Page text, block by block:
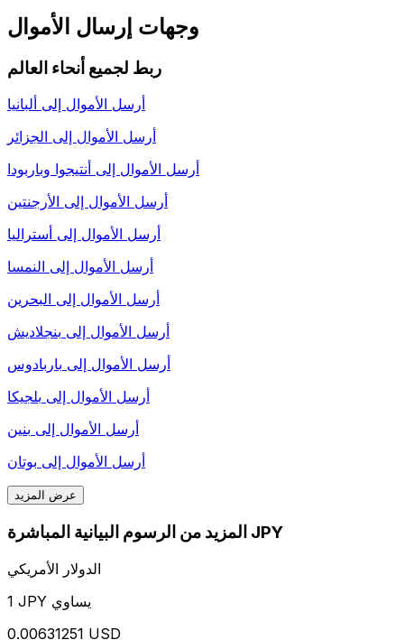
وجهات إرسال الأموال
ربط لجميع أنحاء العالم
أرسل الأموال إلى ألبانيا
أرسل الأموال إلى الجزائر
أرسل الأموال إلى أنتيجوا وباربودا
أرسل الأموال إلى الأرجنتين
أرسل الأموال إلى أستراليا
أرسل الأموال إلى النمسا
أرسل الأموال إلى البحرين
أرسل الأموال إلى بنجلاديش
أرسل الأموال إلى باربادوس
أرسل الأموال إلى بلجيكا
أرسل الأموال إلى بنين
أرسل الأموال إلى بوتان
عرض المزيد
المزيد من الرسوم البيانية المباشرة JPY
الدولار الأمريكي
1 JPY يساوي
0.00631251 USD